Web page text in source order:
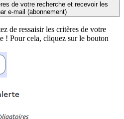
de votre recherche et recevoir les
e-mail (abonnement)
de ressaisir les critères de votre
! Pour cela, cliquez sur le bouton